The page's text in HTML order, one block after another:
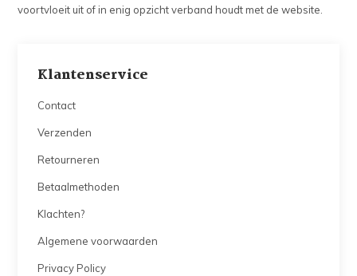
Klantenservice
Contact
Verzenden
Retourneren
Betaalmethoden
Klachten?
Algemene voorwaarden
Privacy Policy
voortvloeit uit of in enig opzicht verband houdt met de website.